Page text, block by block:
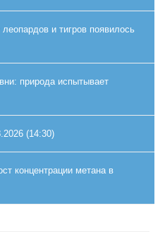
и тигров появилось
природа испытывает
(14:30)
концентрации метана в